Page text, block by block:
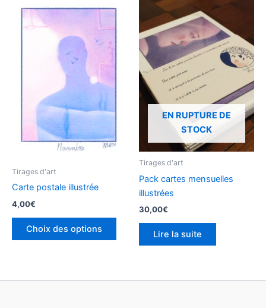
Tirages d'art
Carte postale illustrée
4,00€
Choix des options
produit
a
plusieurs
variations.
Les
options
peuvent
choisies
produit
EN RUPTURE DE
STOCK
Tirages d'art
Pack cartes mensuelles
illustrées
30,00€
Lire la suite